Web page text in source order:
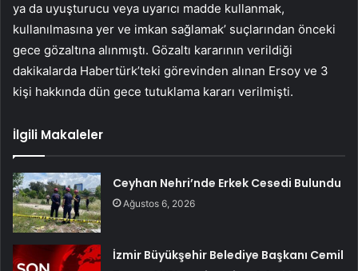
ya da uyuşturucu veya uyarıcı madde kullanmak,
kullanılmasına yer ve imkan sağlamak’ suçlarından önceki
gece gözaltına alınmıştı. Gözaltı kararının verildiği
dakikalarda Habertürk’teki görevinden alınan Ersoy ve 3
kişi hakkında dün gece tutuklama kararı verilmişti.
İlgili Makaleler
Ceyhan Nehri’nde Erkek Cesedi Bulundu
Ağustos 6, 2026
İzmir Büyükşehir Belediye Başkanı Cemil